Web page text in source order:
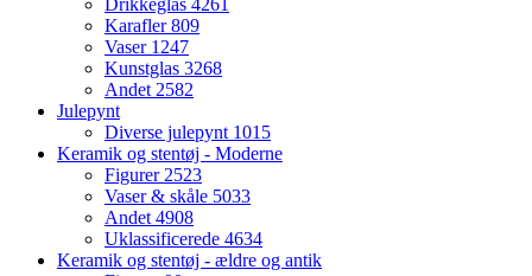
Drikkeglas 4261
Karafler809
Vaser 1247
Kunstglas 3268
Andet2582
Julepynt
Diverse julepynt 1015
Keramik og stentøj - Moderne
Figurer2523
Vaser & skåle 5033
Andet4908
Uklassificerede 4634
Keramik og stentøj - ældre og antik